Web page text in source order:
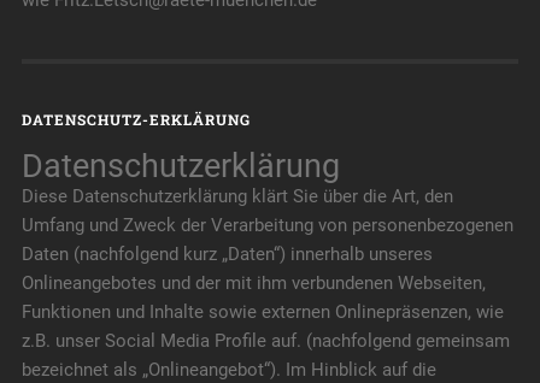
DATENSCHUTZ-ERKLÄRUNG
Datenschutzerklärung
Diese Datenschutzerklärung klärt Sie über die Art, den
Umfang und Zweck der Verarbeitung von personenbezogenen
Daten (nachfolgend kurz „Daten“) innerhalb unseres
Onlineangebotes und der mit ihm verbundenen Webseiten,
Funktionen und Inhalte sowie externen Onlinepräsenzen, wie
z.B. unser Social Media Profile auf. (nachfolgend gemeinsam
bezeichnet als „Onlineangebot“). Im Hinblick auf die